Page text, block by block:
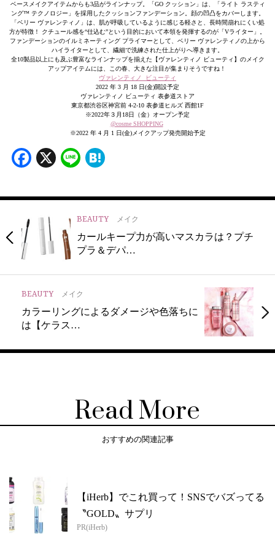
ベースメイクアイテムからも3品がラインナップ。「GO クッション」は、「ライト ラスティ
ング™ テクノロジー」を採用したクッションファンデーション。顔の凹凸をカバーします。
「ベリー ヴァレンティノ」は、肌が呼吸しているように感じる軽さと、長時間崩れにくい処
方が特徴！ クチュール感を“仕込む”という目的において本領を発揮するのが「Vライター」。
ファンデーションのイルミネーティング プライマーとして、ベリー ヴァレンティノの上から
ハイライターとして、繊細で洗練された仕上がりへ導きます。
全10製品以上にも及ぶ豊富なラインナップを揃えた【ヴァレンティノ ビューティ】のメイク
アップアイテムには、この春、大きな注目が集まりそうですね！
ヴァレンティノ ビューティ
2022 年 3 月 18 日(金)開設予定
ヴァレンティノ ビューティ 表参道ストア
東京都渋谷区神宮前 4-2-10 表参道ヒルズ 西館1F
※2022年３月18日（金）オープン予定
@cosme SHOPPING
※2022 年 4 月 1 日(金)メイクアップ発売開始予定
Facebook
X Line
BEAUTY メイク
カールキープ力が高いマスカラは？プチ
プラ＆デパ…
BEAUTY メイク
カラーリングによるダメージや色落ちに
は【ケラス…
Read More
おすすめの関連記事
【iHerb】でこれ買って！SNSでバズってる
〝GOLD〟サプリ
PR(iHerb)